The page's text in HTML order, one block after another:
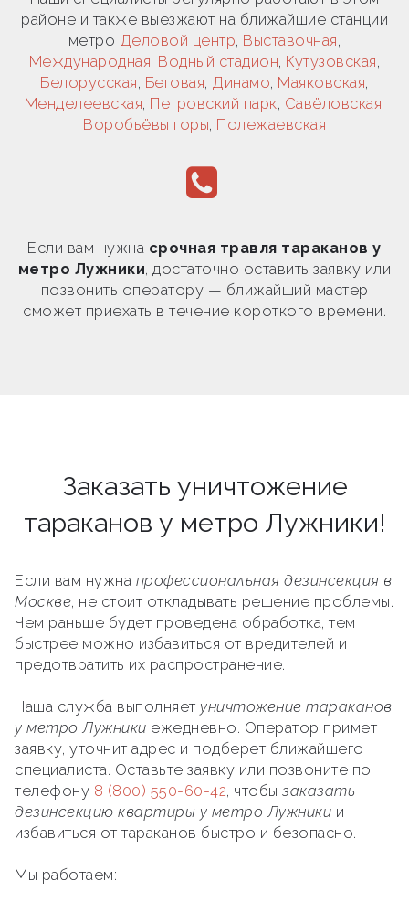
районе и также выезжают на ближайшие станции
метро Деловой центр, Выставочная,
Международная, Водный стадион, Кутузовская,
Белорусская, Беговая, Динамо, Маяковская,
Менделеевская, Петровский парк, Савёловская,
Воробьёвы горы, Полежаевская
Если вам нужна срочная травля тараканов у
метро Лужники, достаточно оставить заявку или
позвонить оператору — ближайший мастер
сможет приехать в течение короткого времени.
Заказать уничтожение
тараканов у метро Лужники!
Если вам нужна профессиональная дезинсекция в
Москве, не стоит откладывать решение проблемы.
Чем раньше будет проведена обработка, тем
быстрее можно избавиться от вредителей и
предотвратить их распространение.
Наша служба выполняет уничтожение тараканов
у метро Лужники ежедневно. Оператор примет
заявку, уточнит адрес и подберет ближайшего
специалиста. Оставьте заявку или позвоните по
телефону 8 (800) 550-60-42, чтобы заказать
дезинсекцию квартиры у метро Лужники и
избавиться от тараканов быстро и безопасно.
Мы работаем: